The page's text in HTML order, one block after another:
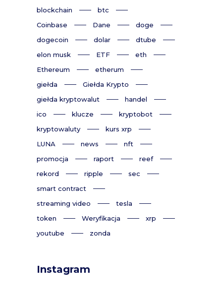
blockchain
btc
Coinbase
Dane
doge
dogecoin
dolar
dtube
elon musk
ETF
eth
Ethereum
etherum
giełda
Giełda Krypto
giełda kryptowalut
handel
ico
klucze
kryptobot
kryptowaluty
kurs xrp
LUNA
news
nft
promocja
raport
reef
rekord
ripple
sec
smart contract
streaming video
tesla
token
Weryfikacja
xrp
youtube
zonda
Instagram